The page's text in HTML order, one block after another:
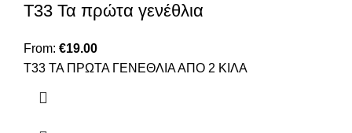
Τ33 Τα πρώτα γενέθλια
From: €19.00
Τ33 ΤΑ ΠΡΩΤΑ ΓΕΝΕΘΛΙΑ ΑΠΟ 2 ΚΙΛΑ